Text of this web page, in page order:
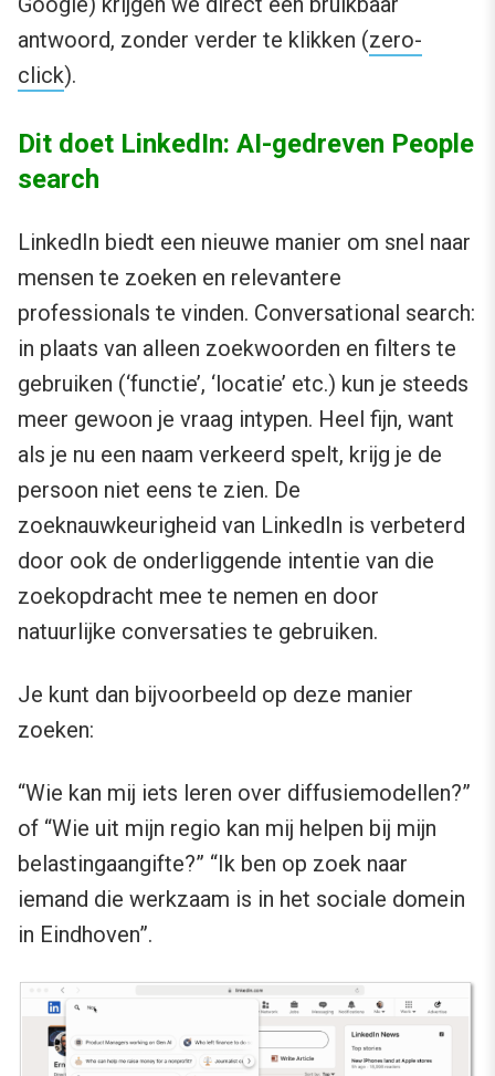
antwoord, zonder verder te klikken (zero-
click).
Dit doet LinkedIn: AI-gedreven People
search
LinkedIn biedt een nieuwe manier om snel naar
mensen te zoeken en relevantere
professionals te vinden. Conversational search:
in plaats van alleen zoekwoorden en filters te
gebruiken (‘functie’, ‘locatie’ etc.) kun je steeds
meer gewoon je vraag intypen. Heel fijn, want
als je nu een naam verkeerd spelt, krijg je de
persoon niet eens te zien. De
zoeknauwkeurigheid van LinkedIn is verbeterd
door ook de onderliggende intentie van die
zoekopdracht mee te nemen en door
natuurlijke conversaties te gebruiken.
Je kunt dan bijvoorbeeld op deze manier
zoeken:
“Wie kan mij iets leren over diffusiemodellen?”
of “Wie uit mijn regio kan mij helpen bij mijn
belastingaangifte?” “Ik ben op zoek naar
iemand die werkzaam is in het sociale domein
in Eindhoven”.